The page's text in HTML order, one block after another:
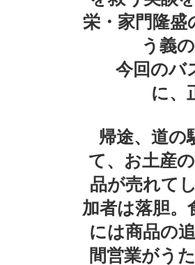
栄・家門隆盛
う義
今回のバ
に、
帰途、道の
て、お土産
品が売れて
加者は落胆。
には商品の
間営業がう